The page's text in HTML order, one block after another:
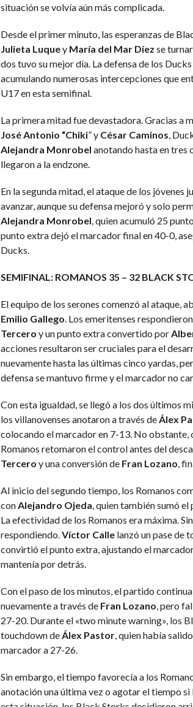
situación se volvía aún más complicada.
Desde el primer minuto, las esperanzas de
Julieta Luquey María del Mar Díez se
dos tuvo su mejor día. La defensa de los
acumulando numerosas intercepciones que
U17 en esta semifinal.
La primera mitad fue devastadora. Gracias a
José Antonio “Chiki” y César Caminos,
Alejandra Monrobel anotando hasta en tres
llegaron a la endzone.
En la segunda mitad, el ataque de los jóvenes
avanzar, aunque su defensa mejoró y solo
Alejandra Monrobel, quien acumuló 25
punto extra dejó el marcador final en 40-0,
Ducks.
SEMIFINAL: ROMANOS 35 – 32 BLACK
El equipo de los serones comenzó al ataque,
Emilio Gallego. Los emeritenses
Tercero y un punto extra convertido por
acciones resultaron ser cruciales para el
nuevamente hasta las últimas cinco yardas,
defensa se mantuvo firme y el marcador no
Con esta igualdad, se llegó a los dos últimos
los villanovenses anotaron a través deÁlex
colocando el marcador en 7-13. No obstante,
Romanos retomaron el control antes del
Tercero y una conversión de Fran Lozano,
Al inicio del segundo tiempo, los Romanos
conAlejandro Ojeda, quien también sumó
La efectividad de los Romanos era máxima.
respondiendo.Víctor Calle lanzó un pase de
convirtió el punto extra, ajustando el
mantenía por detrás.
Con el paso de los minutos, el partido
nuevamente a través de Fran Lozano, pero
27-20. Durante el «two minute warning», los
touchdown deÁlex Pastor, quien había
marcador a 27-26.
Sin embargo, el tiempo favorecía a los
anotación una última vez o agotar el tiempo